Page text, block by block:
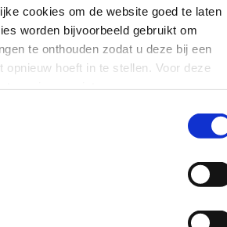
cookies om de website goed te laten
worden bijvoorbeeld gebruikt om
te onthouden zodat u deze bij een
opnieuw hoeft in te stellen. Voor deze
content van andere websites, zoals
bijvoorbeeld om advertenties
bij te houden. Deze cookies
embedded content. In dat